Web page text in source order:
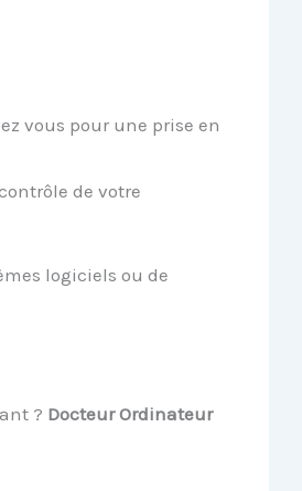
vous pour une prise en
de votre
logiciels ou de
? Docteur Ordinateur